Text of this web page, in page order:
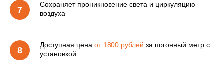
Сохраняет проникновение света и циркуляцию
воздуха
Доступная цена от 1800 рублей за погонный метр с
установкой